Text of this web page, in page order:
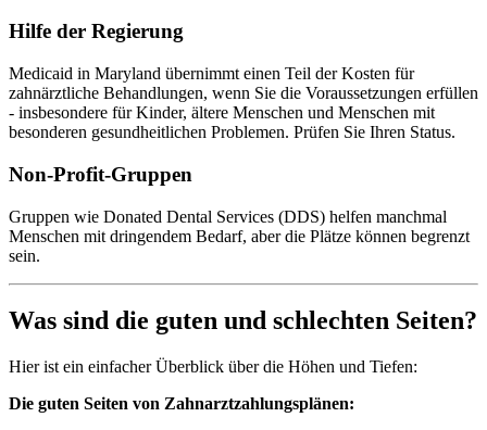
Hilfe der Regierung
Medicaid in Maryland übernimmt einen Teil der Kosten für
zahnärztliche Behandlungen, wenn Sie die Voraussetzungen erfüllen
- insbesondere für Kinder, ältere Menschen und Menschen mit
besonderen gesundheitlichen Problemen. Prüfen Sie Ihren Status.
Non-Profit-Gruppen
Gruppen wie Donated Dental Services (DDS) helfen manchmal
Menschen mit dringendem Bedarf, aber die Plätze können begrenzt
sein.
Was sind die guten und schlechten Seiten?
Hier ist ein einfacher Überblick über die Höhen und Tiefen:
Die guten Seiten von Zahnarztzahlungsplänen: